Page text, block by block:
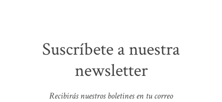
Suscríbete a nuestra
newsletter
Recibirás nuestros boletines en tu correo